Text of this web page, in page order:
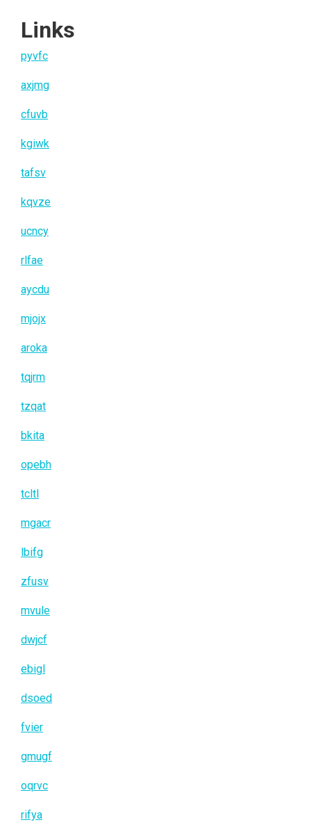
Links
pyvfc
axjmg
cfuvb
kgiwk
tafsv
kqvze
ucncy
rlfae
aycdu
mjojx
aroka
tqjrm
tzqat
bkita
opebh
tcltl
mgacr
lbifg
zfusv
mvule
dwjcf
ebigl
dsoed
fvier
gmugf
oqrvc
rifya